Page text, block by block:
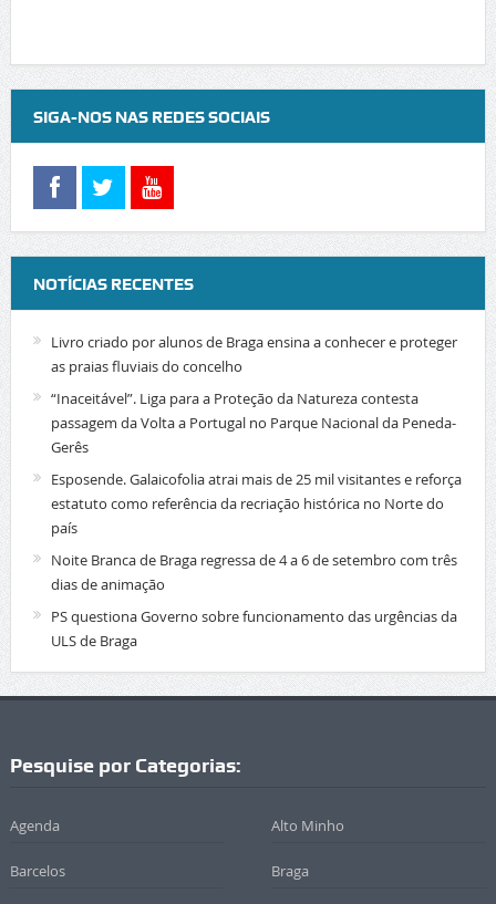
SIGA-NOS NAS REDES SOCIAIS
NOTÍCIAS RECENTES
Livro criado por alunos de Braga ensina a conhecer e proteger
as praias fluviais do concelho
“Inaceitável”. Liga para a Proteção da Natureza contesta
passagem da Volta a Portugal no Parque Nacional da Peneda-
Gerês
Esposende. Galaicofolia atrai mais de 25 mil visitantes e reforça
estatuto como referência da recriação histórica no Norte do
país
Noite Branca de Braga regressa de 4 a 6 de setembro com três
dias de animação
PS questiona Governo sobre funcionamento das urgências da
ULS de Braga
Pesquise por Categorias:
Agenda Alto Minho
Barcelos Braga